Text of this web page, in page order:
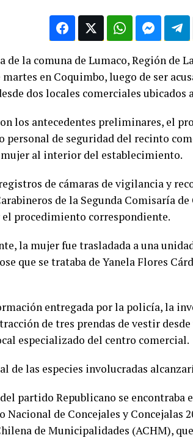
de la comuna de Lumaco, Región de
martes en Coquimbo, luego de ser
dos locales comerciales
los antecedentes preliminares, el
personal de seguridad del recinto
mujer al interior del establecimiento.
de cámaras de vigilancia y
de la Segunda Comisaría
el procedimiento correspondiente.
la mujer fue trasladada a una
que se trataba de Yanela Flores
entregada por la policía, la
de tres prendas de vestir
especializado del centro comercial.
de las especies involucradas
partido Republicano se
Nacional de Concejales y Concejalas
de Municipalidades (ACHM),